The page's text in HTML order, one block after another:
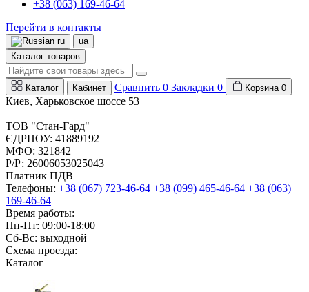
+38 (063) 169-46-64
Перейти в контакты
ru
ua
Каталог товаров
Каталог Кабинет Сравнить 0 Закладки 0 Корзина 0
Киев, Харьковское шоссе 53
ТОВ "Стан-Гард"
ЄДРПОУ: 41889192
МФО: 321842
Р/Р: 26006053025043
Платник ПДВ
Телефоны: +38 (067) 723-46-64 +38 (099) 465-46-64 +38 (063)
169-46-64
Время работы:
Пн-Пт: 09:00-18:00
Сб-Вс: выходной
Схема проезда:
Каталог